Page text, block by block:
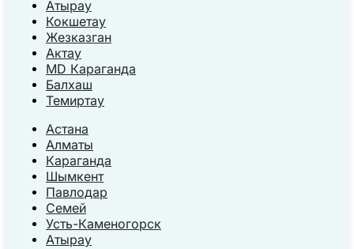
Атырау
Кокшетау
Жезказган
Актау
MD Караганда
Балхаш
Темиртау
Астана
Алматы
Караганда
Шымкент
Павлодар
Семей
Усть-Каменогорск
Атырау